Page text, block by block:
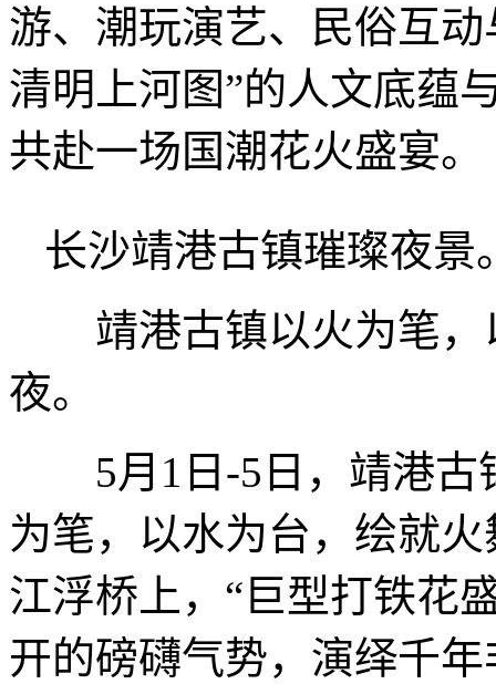
游、潮玩演艺、民俗互
清明上河图”的人文底蕴
共赴一场国潮花火盛宴。
长沙靖港古镇璀璨夜景
靖港古镇以火为笔，
夜。
5月1日-5日，靖港古
为笔，以水为台，绘就
江浮桥上，“巨型打铁花
开的磅礴气势，演绎千